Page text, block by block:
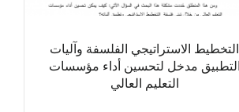
التخطيط الاستراتيجي الفلسفة وآليات
التطبيق مدخل لتحسين أداء مؤسسات
التعليم العالي